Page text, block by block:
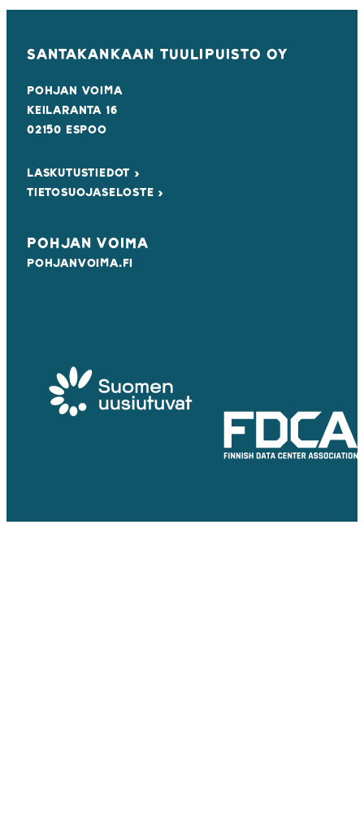
SANTAKANKAAN TUULIPUISTO OY
POHJAN VOIMA
KEILARANTA 16
02150 ESPOO
LASKUTUSTIEDOT ›
TIETOSUOJASELOSTE ›
POHJAN VOIMA
POHJANVOIMA.FI